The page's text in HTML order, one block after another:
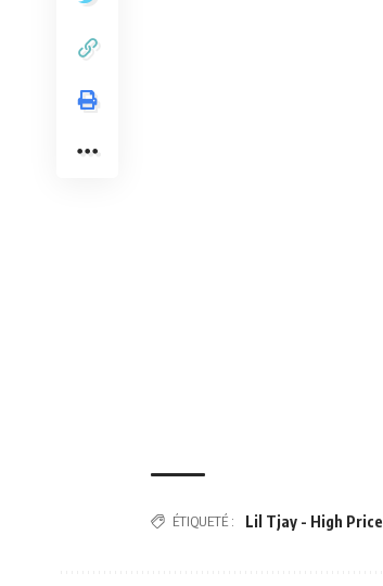
ÉTIQUETÉ : Lil Tjay - High Price